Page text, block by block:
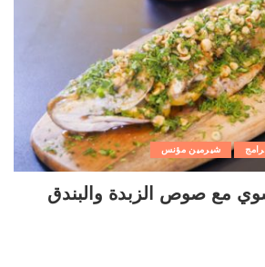
شيرمين مؤنس
مع صوص الزبدة والبندق